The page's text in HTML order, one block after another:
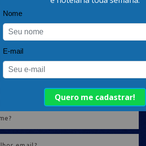
na newsletter e receba
em seu e-mail